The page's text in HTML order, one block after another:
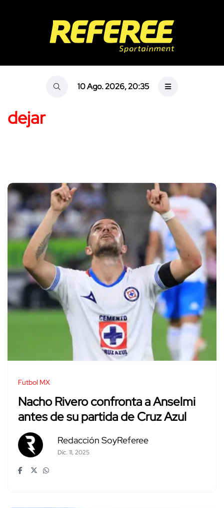
10 Ago. 2026, 20:35
dejar
Futbol MX
Nacho Rivero confronta a Anselmi
antes de su partida de Cruz Azul
Redacción SoyReferee
Dic. 11, 2025